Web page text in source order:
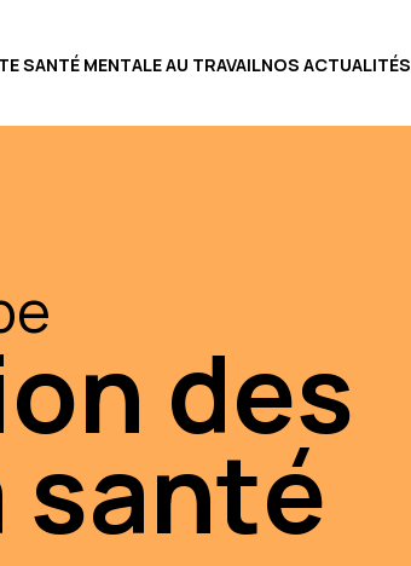
SANTÉ MENTALE AU TRAVAILNOS ACTUALITÉS
des
santé